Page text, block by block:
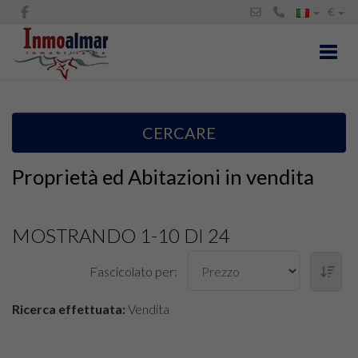
€
CERCARE
Proprietà ed Abitazioni in vendita
MOSTRANDO 1-10 DI 24
Fascicolato per:
Ricerca effettuata: Vendita